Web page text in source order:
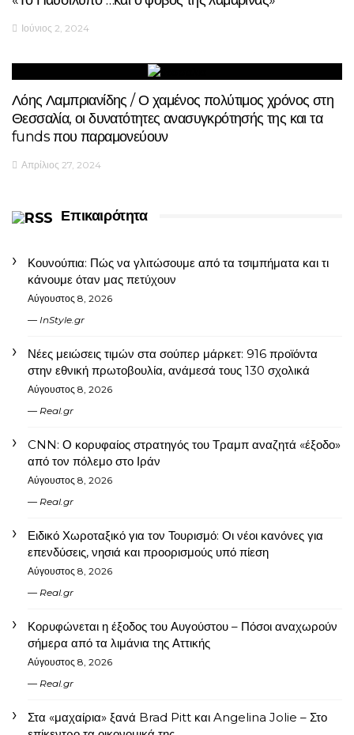
Ιούνιος 2, 2024
Λόης Λαμπριανίδης / Ο χαμένος πολύτιμος χρόνος στη
Θεσσαλία, οι δυνατότητες ανασυγκρότησής της και τα
funds που παραμονεύουν
Απρίλιος 27, 2024
Επικαιρότητα
Κουνούπια: Πώς να γλιτώσουμε από τα τσιμπήματα και τι
κάνουμε όταν μας πετύχουν
Αύγουστος 8, 2026
InStyle.gr
Νέες μειώσεις τιμών στα σούπερ μάρκετ: 916 προϊόντα
στην εθνική πρωτοβουλία, ανάμεσά τους 130 σχολικά
Αύγουστος 8, 2026
Real.gr
CNN: Ο κορυφαίος στρατηγός του Τραμπ αναζητά «έξοδο»
από τον πόλεμο στο Ιράν
Αύγουστος 8, 2026
Real.gr
Ειδικό Χωροταξικό για τον Τουρισμό: Οι νέοι κανόνες για
επενδύσεις, νησιά και προορισμούς υπό πίεση
Αύγουστος 8, 2026
Real.gr
Κορυφώνεται η έξοδος του Αυγούστου – Πόσοι αναχωρούν
σήμερα από τα λιμάνια της Αττικής
Αύγουστος 8, 2026
Real.gr
Στα «μαχαίρια» ξανά Brad Pitt και Angelina Jolie – Στο